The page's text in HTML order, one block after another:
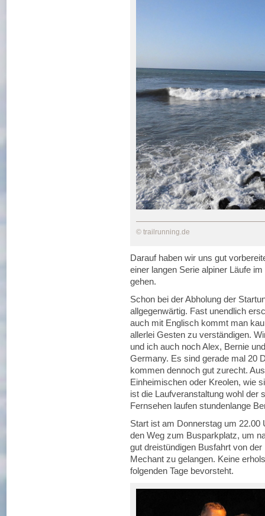
© trailrunning.de
Darauf haben wir uns gut
einer langen Serie alpiner Läufe
gehen.
Schon bei der Abholung der
allgegenwärtig. Fast unendlich
auch mit Englisch kommt man
allerlei Gesten zu verständigen.
und ich auch noch Alex, Bernie
Germany. Es sind gerade mal 20
kommen dennoch gut zurecht.
Einheimischen oder Kreolen, wie
ist die Laufveranstaltung wohl der
Fernsehen laufen stundenlange
Start ist am Donnerstag um
den Weg zum Busparkplatz, um
gut dreistündigen Busfahrt von
Mechant zu gelangen. Keine
folgenden Tage bevorsteht.